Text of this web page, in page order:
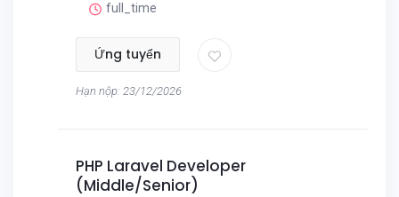
full_time
Ứng tuyển
Hạn nộp: 23/12/2026
PHP Laravel Developer
(Middle/Senior)